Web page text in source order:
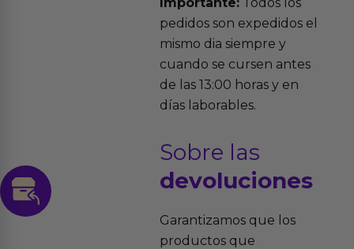
pedidos son expedidos el
mismo dia siempre y
cuando se cursen antes
de las 13:00 horas y en
días laborables.
Sobre las
devoluciones
Garantizamos que los
productos que